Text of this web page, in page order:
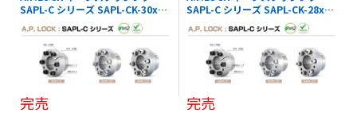
SAPL-C シリーズ SAPL-CK-30x41
完売
SAPL-C シリーズ SAPL-CK-28x39
完売